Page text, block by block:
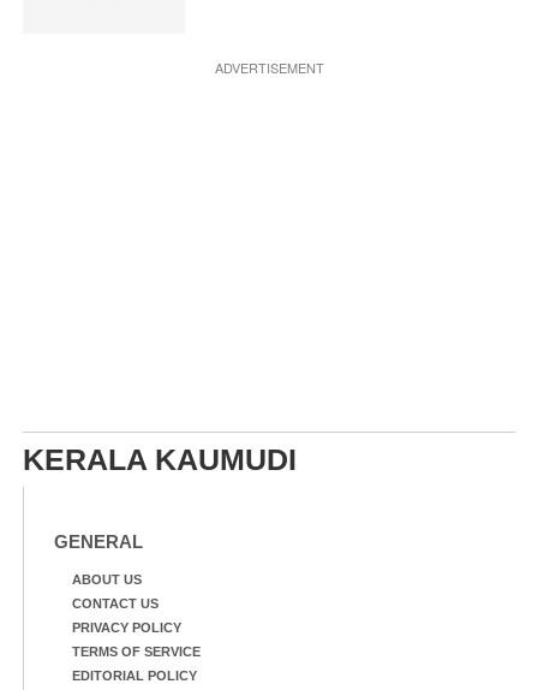
ADVERTISEMENT
KERALA KAUMUDI
GENERAL
ABOUT US
CONTACT US
PRIVACY POLICY
TERMS OF SERVICE
EDITORIAL POLICY